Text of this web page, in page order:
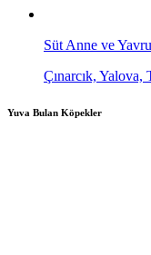
Süt Anne ve
Çınarcık, Yalova,
Yuva Bulan Köpekler